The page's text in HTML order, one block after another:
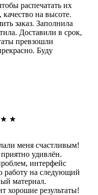
распечатать их
на высоте.
заказ. Заполнила
Доставили в срок,
превзошли
Буду
★ ★
меня счастливым!
удивлён.
интерфейс
работу на следующий
материал.
хорошие результаты!